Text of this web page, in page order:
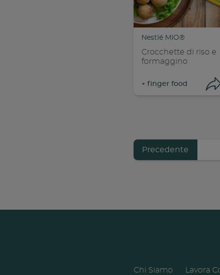
Nestlé MIO®
Crocchette di riso e
formaggino
+ finger food
Pagination
Previous
Precedente
Chi Siamo Lavora